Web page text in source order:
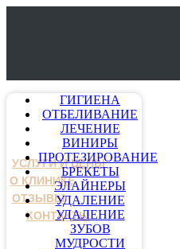
УСЛУГИ И ЦЕНЫ
О КЛИНИКЕ
ОТЗЫВЫ
КОНТАКТЫ
ГИГИЕНА
ОТБЕЛИВАНИЕ
ЛЕЧЕНИЕ
ВИНИРЫ
ПРОТЕЗИРОВАНИЕ
БРЕКЕТЫ
ЭЛАЙНЕРЫ
УДАЛЕНИЕ
УДАЛЕНИЕ
ЗУБОВ
МУДРОСТИ